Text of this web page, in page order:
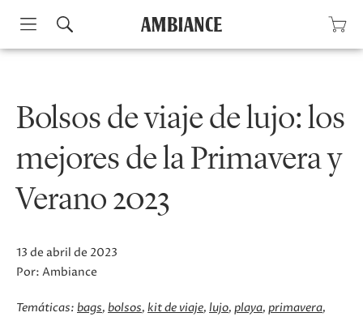
Skip
Bolsos de viaje de lujo: los
mejores de la Primavera y
Verano 2023
13 de abril de 2023
Por: Ambiance
Temáticas: bags bolsos kit de viaje lujo playa primavera